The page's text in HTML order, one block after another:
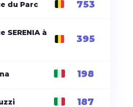
du Parc 753
SERENIA à
395
198
187